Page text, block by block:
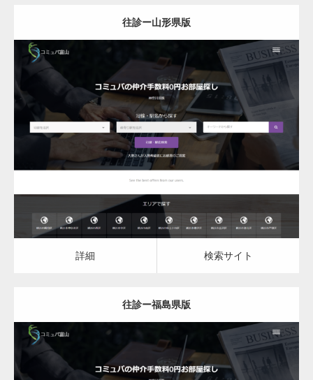
往診ー山形県版
更新日： 2023.03.08
詳細 検索サイト
詳細 検索サイト
往診ー福島県版
変幻自在、あらゆる業種に対応可能な新しい
カスタム投稿タイプ実…
一般社団法人高齢者支援協会がコミュパ.com